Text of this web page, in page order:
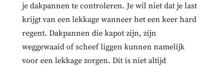
je dakpannen te controleren. Je wil niet dat je last
krijgt van een lekkage wanneer het een keer hard
regent. Dakpannen die kapot zijn, zijn
weggewaaid of scheef liggen kunnen namelijk
voor een lekkage zorgen. Dit is niet altijd